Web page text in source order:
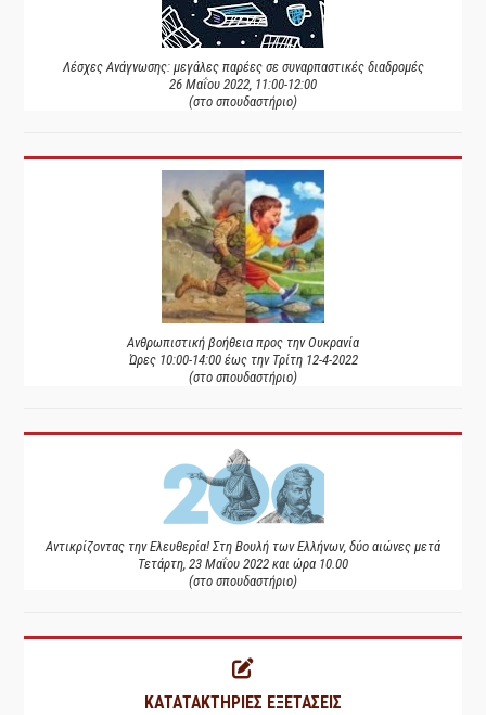
Λέσχες Ανάγνωσης: μεγάλες παρέες σε συναρπαστικές διαδρομές
26 Μαΐου 2022, 11:00-12:00
(στο σπουδαστήριο)
Ανθρωπιστική βοήθεια προς την Ουκρανία
Ώρες 10:00-14:00 έως την Τρίτη 12-4-2022
(στο σπουδαστήριο)
Αντικρίζοντας την Ελευθερία! Στη Βουλή των Ελλήνων, δύο αιώνες μετά
Τετάρτη, 23 Μαΐου 2022 και ώρα 10.00
(στο σπουδαστήριο)
ΚΑΤΑΤΑΚΤΗΡΙΕΣ ΕΞΕΤΑΣΕΙΣ